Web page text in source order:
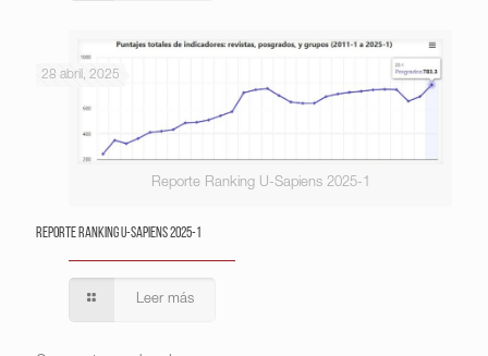
Reporte Ranking U-Sapiens 2025-1
28 abril, 2025
Reporte Ranking U-Sapiens 2025-1
Leer más